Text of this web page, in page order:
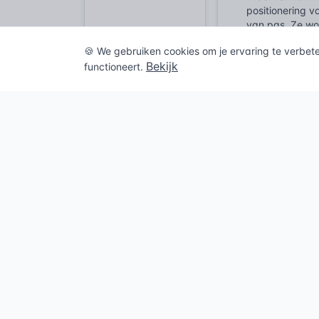
positionering
van pas. Ze
voorkomt
🍪 We gebruiken cookies om je ervaring te
functioneert. Bekijk